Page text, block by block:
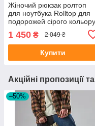
Жіночий рюкзак ролтоп
для ноутбука Rolltop для
подорожей сірого кольору
1 450 ₴ 2 049 ₴
Купити
Акційні пропозиції
–50%